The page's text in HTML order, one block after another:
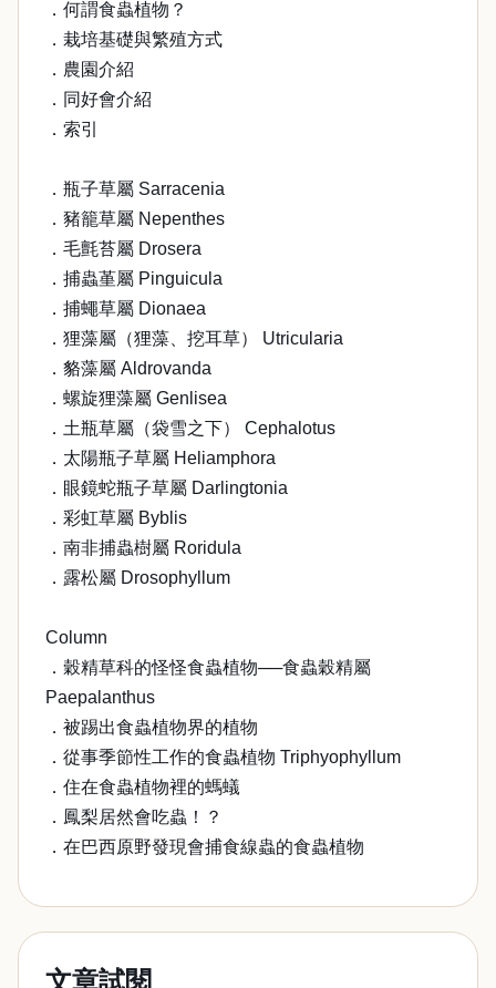
．何謂食蟲植物？
．栽培基礎與繁殖方式
．農園介紹
．同好會介紹
．索引
．瓶子草屬 Sarracenia
．豬籠草屬 Nepenthes
．毛氈苔屬 Drosera
．捕蟲堇屬 Pinguicula
．捕蠅草屬 Dionaea
．狸藻屬（狸藻、挖耳草） Utricularia
．貉藻屬 Aldrovanda
．螺旋狸藻屬 Genlisea
．土瓶草屬（袋雪之下） Cephalotus
．太陽瓶子草屬 Heliamphora
．眼鏡蛇瓶子草屬 Darlingtonia
．彩虹草屬 Byblis
．南非捕蟲樹屬 Roridula
．露松屬 Drosophyllum
Column
．穀精草科的怪怪食蟲植物──食蟲穀精屬
Paepalanthus
．被踢出食蟲植物界的植物
．從事季節性工作的食蟲植物 Triphyophyllum
．住在食蟲植物裡的螞蟻
．鳳梨居然會吃蟲！？
．在巴西原野發現會捕食線蟲的食蟲植物
文章試閱